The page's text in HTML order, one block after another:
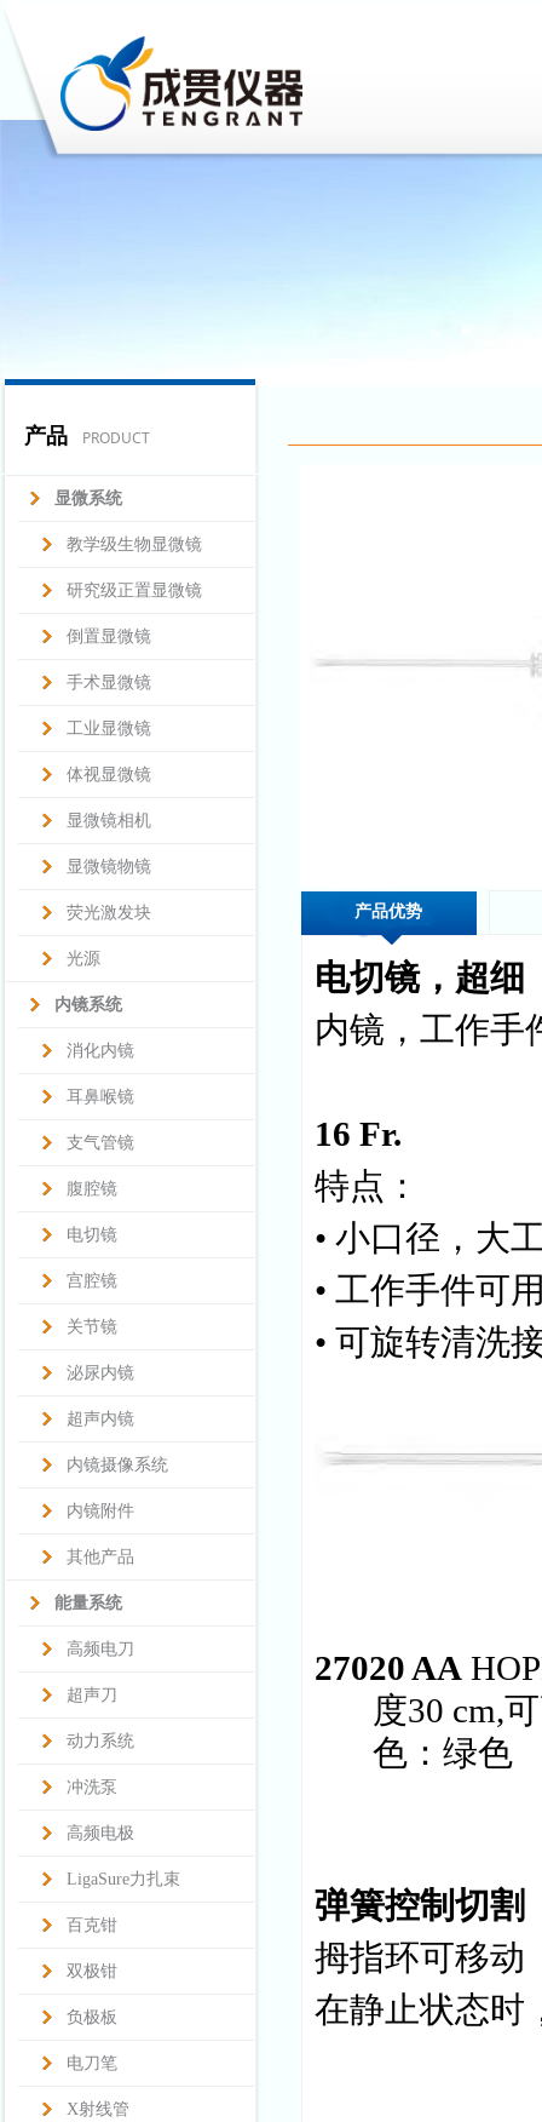
产品 PRODUCT
显微系统
教学级生物显微镜
研究级正置显微镜
倒置显微镜
手术显微镜
工业显微镜
体视显微镜
显微镜相机
显微镜物镜
荧光激发块
光源
内镜系统
消化内镜
耳鼻喉镜
支气管镜
腹腔镜
电切镜
宫腔镜
关节镜
泌尿内镜
超声内镜
内镜摄像系统
内镜附件
其他产品
能量系统
高频电刀
超声刀
动力系统
冲洗泵
高频电极
LigaSure力扎束
百克钳
双极钳
负极板
电刀笔
X射线管
产品优势
电切镜，超细
内镜，工作手
16 Fr.
特点：
• 小口径，大
• 工作手件可
• 可旋转清洗
27020 AA
度30 cm,
色：绿色
弹簧控制切割
拇指环可移动
在静止状态时